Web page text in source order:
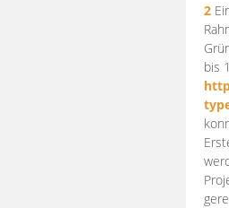
2
bis